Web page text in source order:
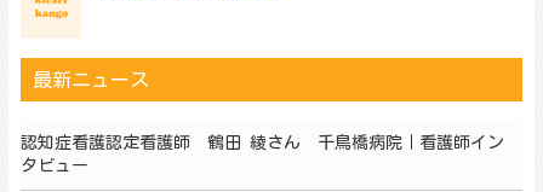
最新ニュース
認知症看護認定看護師 鶴田 綾さん 千鳥橋病院｜看護師イン
タビュー